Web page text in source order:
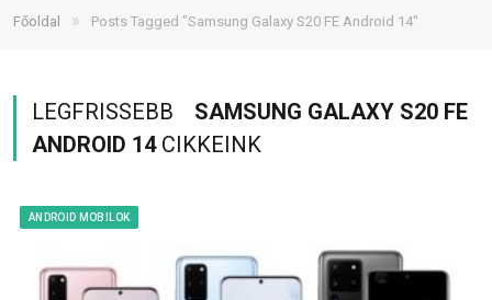
Főoldal » Posts Tagged "Samsung Galaxy S20 FE Android 14"
LEGFRISSEBB
SAMSUNG GALAXY S20 FE
ANDROID 14CIKKEINK
ANDROID MOBILOK